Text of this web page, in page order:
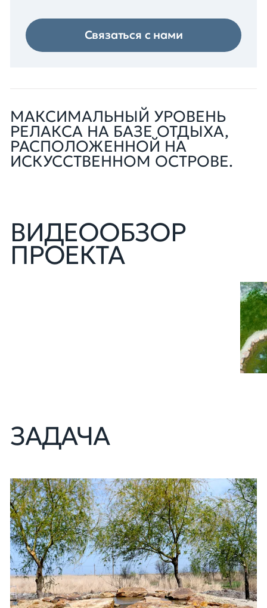
Связаться с нами
МАКСИМАЛЬНЫЙ УРОВЕНЬ
РЕЛАКСА НА БАЗЕ ОТДЫХА,
РАСПОЛОЖЕННОЙ НА
ИСКУССТВЕННОМ ОСТРОВЕ.
ВИДЕООБЗОР
ПРОЕКТА
ЗАДАЧА